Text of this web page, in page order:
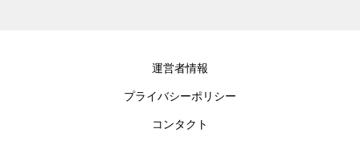
運営者情報
プライバシーポリシー
コンタクト